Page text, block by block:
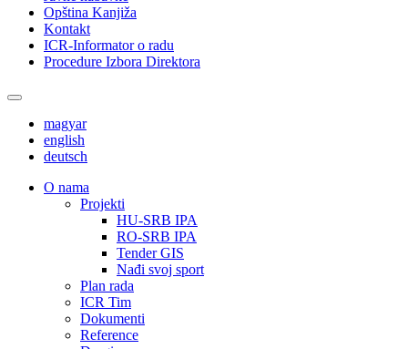
Opština Kanjiža
Kontakt
ICR-Informator o radu
Procedure Izbora Direktora
magyar
english
deutsch
О nama
Projekti
HU-SRB IPA
RO-SRB IPA
Tender GIS
Nađi svoj sport
Plan rada
ICR Tim
Dokumenti
Reference